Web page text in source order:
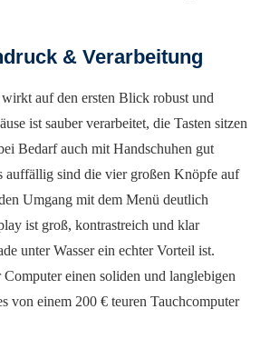
& Verarbeitung
auf den ersten Blick robust und
ist sauber verarbeitet, die Tasten sitzen
Bedarf auch mit Handschuhen gut
auffällig sind die vier großen Knöpfe auf
Umgang mit dem Menü deutlich
ist groß, kontrastreich und klar
unter Wasser ein echter Vorteil ist.
Computer einen soliden und langlebigen
von einem 200 € teuren Tauchcomputer